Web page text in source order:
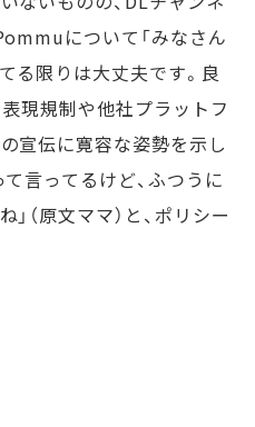
について「みなさん
る限りは大丈夫です。良
表現規制や他社プラットフ
宣伝に寛容な姿勢を示し
言ってるけど、ふつうに
（原文ママ）と、ポリシー